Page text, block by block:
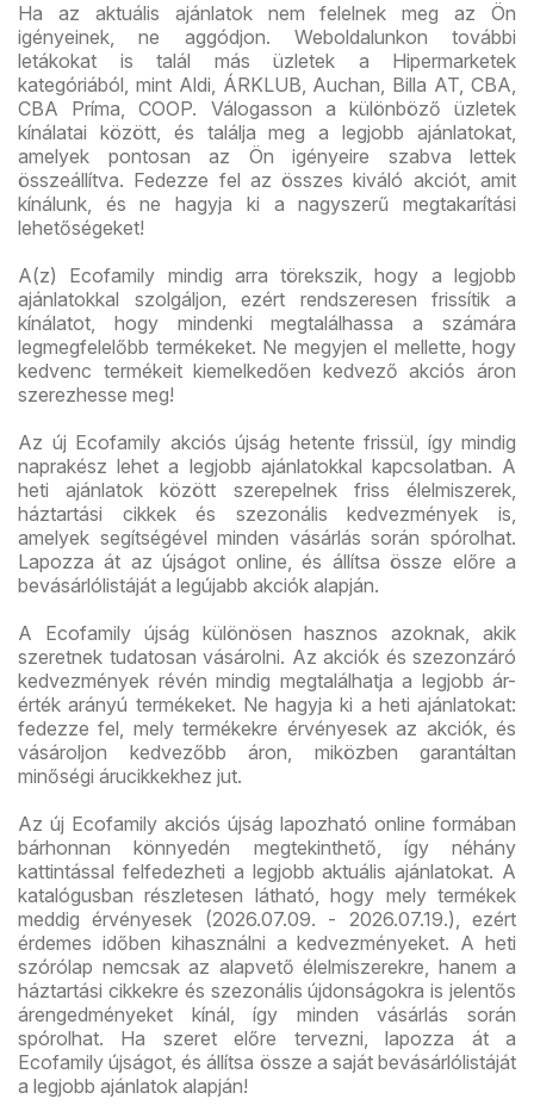
Ha az aktuális ajánlatok nem felelnek meg az Ön
igényeinek, ne aggódjon. Weboldalunkon további
letákokat is talál más üzletek a Hipermarketek
kategóriából, mint Aldi, ÁRKLUB, Auchan, Billa AT, CBA,
CBA Príma, COOP. Válogasson a különböző üzletek
kínálatai között, és találja meg a legjobb ajánlatokat,
amelyek pontosan az Ön igényeire szabva lettek
összeállítva. Fedezze fel az összes kiváló akciót, amit
kínálunk, és ne hagyja ki a nagyszerű megtakarítási
lehetőségeket!
A(z) Ecofamily mindig arra törekszik, hogy a legjobb
ajánlatokkal szolgáljon, ezért rendszeresen frissítik a
kínálatot, hogy mindenki megtalálhassa a számára
legmegfelelőbb termékeket. Ne megyjen el mellette, hogy
kedvenc termékeit kiemelkedően kedvező akciós áron
szerezhesse meg!
Az új Ecofamily akciós újság hetente frissül, így mindig
naprakész lehet a legjobb ajánlatokkal kapcsolatban. A
heti ajánlatok között szerepelnek friss élelmiszerek,
háztartási cikkek és szezonális kedvezmények is,
amelyek segítségével minden vásárlás során spórolhat.
Lapozza át az újságot online, és állítsa össze előre a
bevásárlólistáját a legújabb akciók alapján.
A Ecofamily újság különösen hasznos azoknak, akik
szeretnek tudatosan vásárolni. Az akciók és szezonzáró
kedvezmények révén mindig megtalálhatja a legjobb ár-
érték arányú termékeket. Ne hagyja ki a heti ajánlatokat:
fedezze fel, mely termékekre érvényesek az akciók, és
vásároljon kedvezőbb áron, miközben garantáltan
minőségi árucikkekhez jut.
Az új Ecofamily akciós újság lapozható online formában
bárhonnan könnyedén megtekinthető, így néhány
kattintással felfedezheti a legjobb aktuális ajánlatokat. A
katalógusban részletesen látható, hogy mely termékek
meddig érvényesek (2026.07.09. - 2026.07.19.), ezért
érdemes időben kihasználni a kedvezményeket. A heti
szórólap nemcsak az alapvető élelmiszerekre, hanem a
háztartási cikkekre és szezonális újdonságokra is jelentős
árengedményeket kínál, így minden vásárlás során
spórolhat. Ha szeret előre tervezni, lapozza át a
Ecofamily újságot, és állítsa össze a saját bevásárlólistáját
a legjobb ajánlatok alapján!